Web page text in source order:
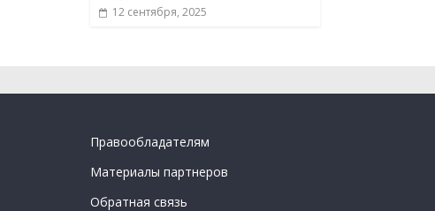
12 сентября, 2025
Правообладателям
Материалы партнеров
Обратная связь